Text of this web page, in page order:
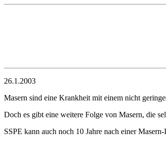
26.1.2003
Masern sind eine Krankheit mit einem nicht
Doch es gibt eine weitere Folge von Masern, die
SSPE kann auch noch 10 Jahre nach einer